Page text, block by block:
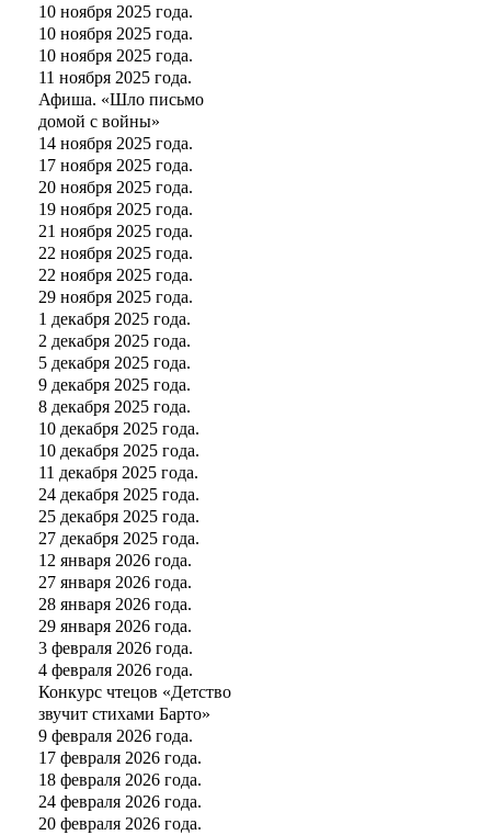
10 ноября 2025 года.
10 ноября 2025 года.
10 ноября 2025 года.
11 ноября 2025 года.
Афиша. «Шло письмо
домой с войны»
14 ноября 2025 года.
17 ноября 2025 года.
20 ноября 2025 года.
19 ноября 2025 года.
21 ноября 2025 года.
22 ноября 2025 года.
22 ноября 2025 года.
29 ноября 2025 года.
1 декабря 2025 года.
2 декабря 2025 года.
5 декабря 2025 года.
9 декабря 2025 года.
8 декабря 2025 года.
10 декабря 2025 года.
10 декабря 2025 года.
11 декабря 2025 года.
24 декабря 2025 года.
25 декабря 2025 года.
27 декабря 2025 года.
12 января 2026 года.
27 января 2026 года.
28 января 2026 года.
29 января 2026 года.
3 февраля 2026 года.
4 февраля 2026 года.
Конкурс чтецов «Детство
звучит стихами Барто»
9 февраля 2026 года.
17 февраля 2026 года.
18 февраля 2026 года.
24 февраля 2026 года.
20 февраля 2026 года.